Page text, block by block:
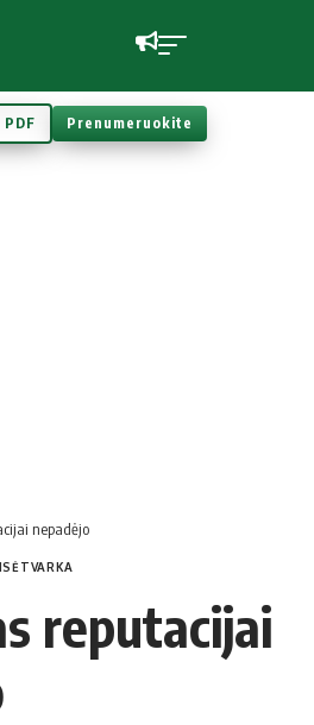
Prenumeruokite
nepadėjo
reputacijai